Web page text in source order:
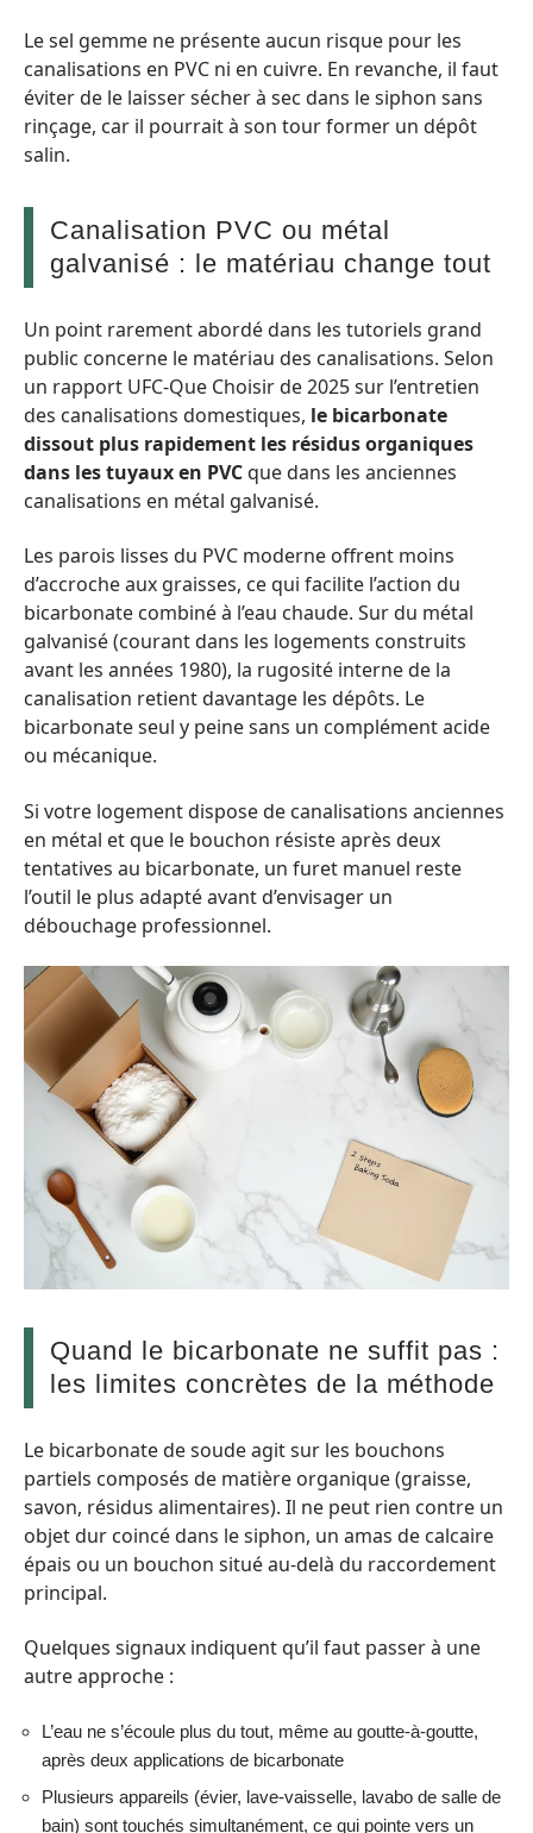
Le sel gemme ne présente aucun risque pour les
canalisations en PVC ni en cuivre. En revanche, il faut
éviter de le laisser sécher à sec dans le siphon sans
rinçage, car il pourrait à son tour former un dépôt
salin.
Canalisation PVC ou métal
galvanisé : le matériau change tout
Un point rarement abordé dans les tutoriels grand
public concerne le matériau des canalisations. Selon
un rapport UFC-Que Choisir de 2025 sur l’entretien
des canalisations domestiques, le bicarbonate
dissout plus rapidement les résidus organiques
dans les tuyaux en PVCque dans les anciennes
canalisations en métal galvanisé.
Les parois lisses du PVC moderne offrent moins
d’accroche aux graisses, ce qui facilite l’action du
bicarbonate combiné à l’eau chaude. Sur du métal
galvanisé (courant dans les logements construits
avant les années 1980), la rugosité interne de la
canalisation retient davantage les dépôts. Le
bicarbonate seul y peine sans un complément acide
ou mécanique.
Si votre logement dispose de canalisations anciennes
en métal et que le bouchon résiste après deux
tentatives au bicarbonate, un furet manuel reste
l’outil le plus adapté avant d’envisager un
débouchage professionnel.
Quand le bicarbonate ne suffit pas :
les limites concrètes de la méthode
Le bicarbonate de soude agit sur les bouchons
partiels composés de matière organique (graisse,
savon, résidus alimentaires). Il ne peut rien contre un
objet dur coincé dans le siphon, un amas de calcaire
épais ou un bouchon situé au-delà du raccordement
principal.
Quelques signaux indiquent qu’il faut passer à une
autre approche :
L’eau ne s’écoule plus du tout, même au goutte-à-goutte,
après deux applications de bicarbonate
Plusieurs appareils (évier, lave-vaisselle, lavabo de salle de
bain) sont touchés simultanément, ce qui pointe vers un